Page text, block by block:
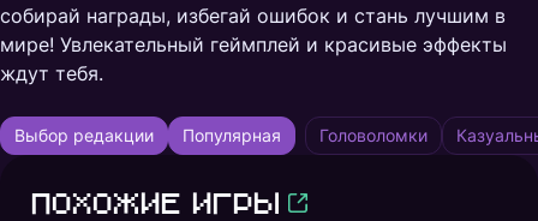
собирай награды, избегай ошибок и стань лучшим в
мире! Увлекательный геймплей и красивые эффекты
ждут тебя.
Выбор редакции Популярная Головоломки
Похожие игры